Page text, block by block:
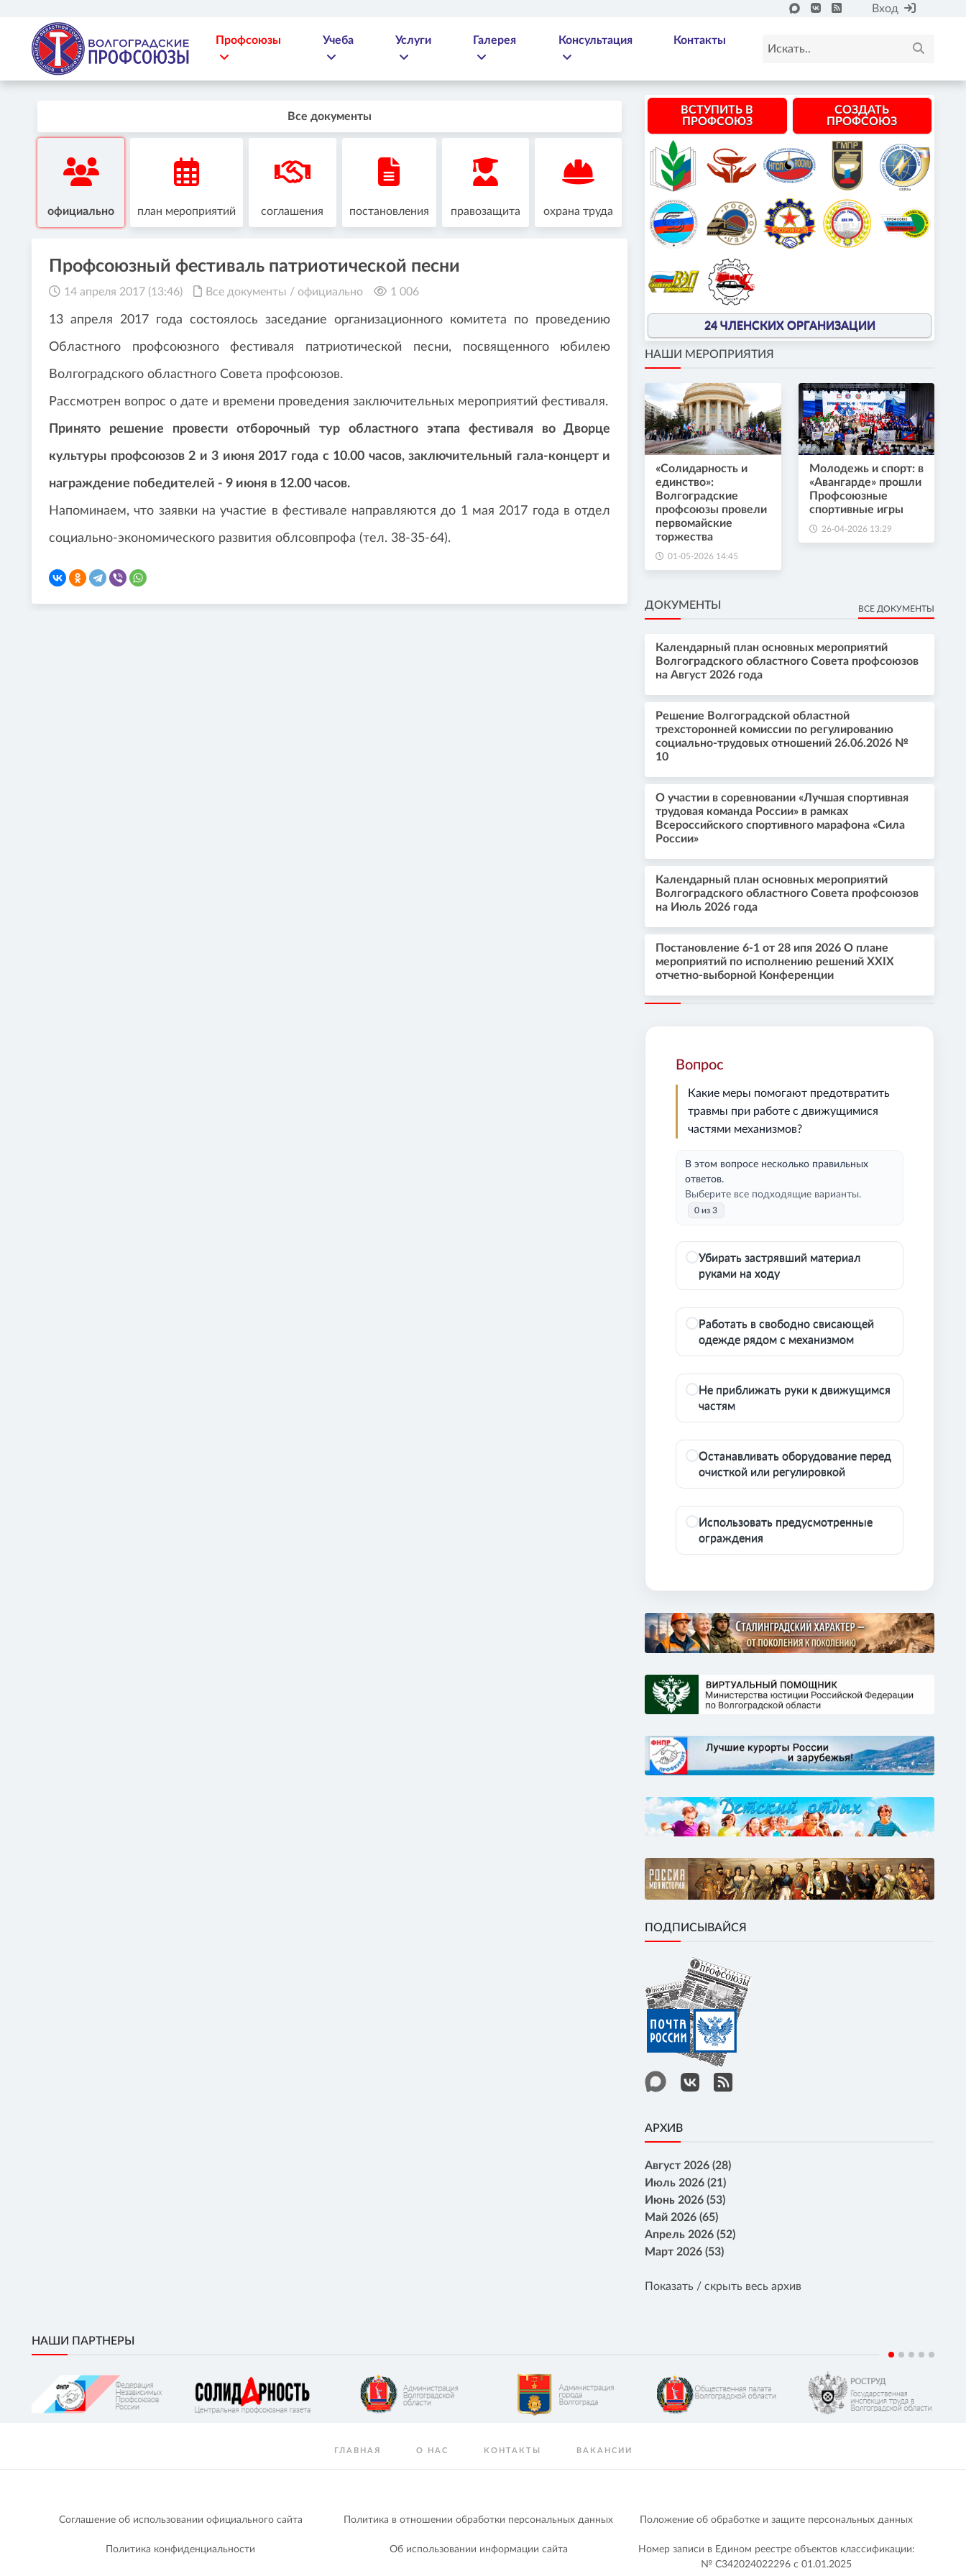
Вход
Профсоюзы Учеба Услуги Галерея Консультация Контакты
Все документы
официально план мероприятий соглашения постановления правозащита охрана труда
Профсоюзный фестиваль патриотической песни
14 апреля 2017 (13:46) Все документы / официально 1 006
13 апреля 2017 года состоялось заседание организационного комитета по проведению
Областного профсоюзного фестиваля патриотической песни, посвященного юбилею
Волгоградского областного Совета профсоюзов.
Рассмотрен вопрос о дате и времени проведения заключительных мероприятий фестиваля.
Принято решение провести отборочный тур областного этапа фестиваля во Дворце
культуры профсоюзов 2 и 3 июня 2017 года с 10.00 часов, заключительный гала-концерт и
награждение победителей - 9 июня в 12.00 часов.
Напоминаем, что заявки на участие в фестивале направляются до 1 мая 2017 года в отдел
социально-экономического развития облсовпрофа (тел. 38-35-64).
ВСТУПИТЬ В
ПРОФСОЮЗ
СОЗДАТЬ
ПРОФСОЮЗ
24 ЧЛЕНСКИХ ОРГАНИЗАЦИИ
НАШИ МЕРОПРИЯТИЯ
«Солидарность и
единство»:
Волгоградские
профсоюзы провели
первомайские
торжества
01-05-2026 14:45
Молодежь и спорт: в
«Авангарде» прошли
Профсоюзные
спортивные игры
26-04-2026 13:29
ДОКУМЕНТЫ ВСЕ ДОКУМЕНТЫ
Календарный план основных мероприятий
Волгоградского областного Совета профсоюзов
на Август 2026 года
Решение Волгоградской областной
трехсторонней комиссии по регулированию
социально-трудовых отношений 26.06.2026 №
10
О участии в соревновании «Лучшая спортивная
трудовая команда России» в рамках
Всероссийского спортивного марафона «Сила
России»
Календарный план основных мероприятий
Волгоградского областного Совета профсоюзов
на Июль 2026 года
Постановление 6-1 от 28 ипя 2026 О плане
мероприятий по исполнению решений XXIX
отчетно-выборной Конференции
Вопрос
Какие меры помогают предотвратить
травмы при работе с движущимися
частями механизмов?
В этом вопросе несколько правильных
ответов.
Выберите все подходящие варианты.
0 из 3
Убирать застрявший материал
руками на ходу
Работать в свободно свисающей
одежде рядом с механизмом
Не приближать руки к движущимся
частям
Останавливать оборудование перед
очисткой или регулировкой
Использовать предусмотренные
ограждения
ПОДПИСЫВАЙСЯ
АРХИВ
Август 2026 (28)
Июль 2026 (21)
Июнь 2026 (53)
Май 2026 (65)
Апрель 2026 (52)
Март 2026 (53)
Показать / скрыть весь архив
НАШИ ПАРТНЕРЫ
ГЛАВНАЯ О НАС КОНТАКТЫ ВАКАНСИИ
Соглашение об использовании официального сайта Политика в отношении обработки персональных данных Положение об обработке и защите персональных данных
Политика конфиденциальности Об использовании информации сайта
Номер записи в Едином реестре объектов классификации:
№ С342024022296 c 01.01.2025